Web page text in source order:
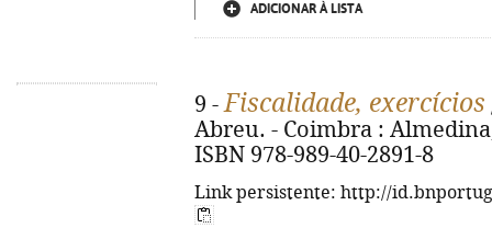
ADICIONAR À LISTA
9 -Fiscalidade, exercícios
Abreu. - Coimbra :
ISBN 978-989-40-2891-8
Link persistente: http://